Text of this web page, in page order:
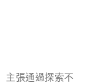
主張通過探索不